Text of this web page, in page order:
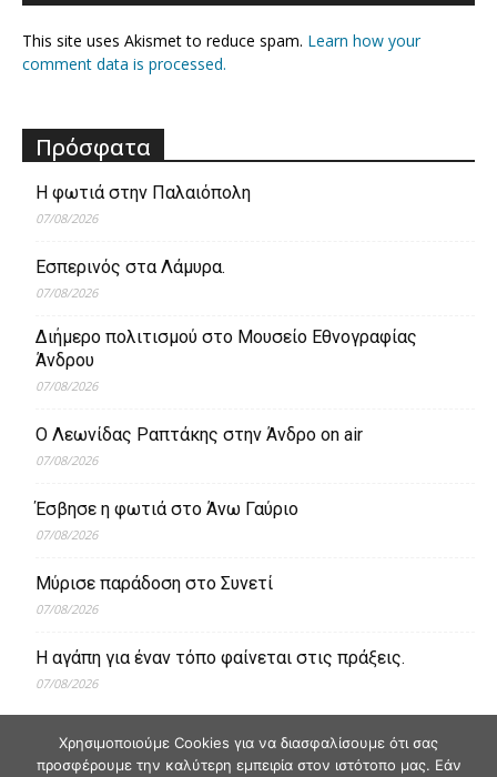
This site uses Akismet to reduce spam. Learn how your
comment data is processed.
Πρόσφατα
Η φωτιά στην Παλαιόπολη
07/08/2026
Εσπερινός στα Λάμυρα.
07/08/2026
Διήμερο πολιτισμού στο Μουσείο Εθνογραφίας
Άνδρου
07/08/2026
Ο Λεωνίδας Ραπτάκης στην Άνδρο on air
07/08/2026
Έσβησε η φωτιά στο Άνω Γαύριο
07/08/2026
Μύρισε παράδοση στο Συνετί
07/08/2026
Η αγάπη για έναν τόπο φαίνεται στις πράξεις.
07/08/2026
Χρησιμοποιούμε Cookies για να διασφαλίσουμε ότι σας
προσφέρουμε την καλύτερη εμπειρία στον ιστότοπο μας. Εάν